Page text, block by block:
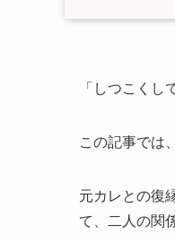
「しつこく
この記事では
元カレとの復
て、二人の関